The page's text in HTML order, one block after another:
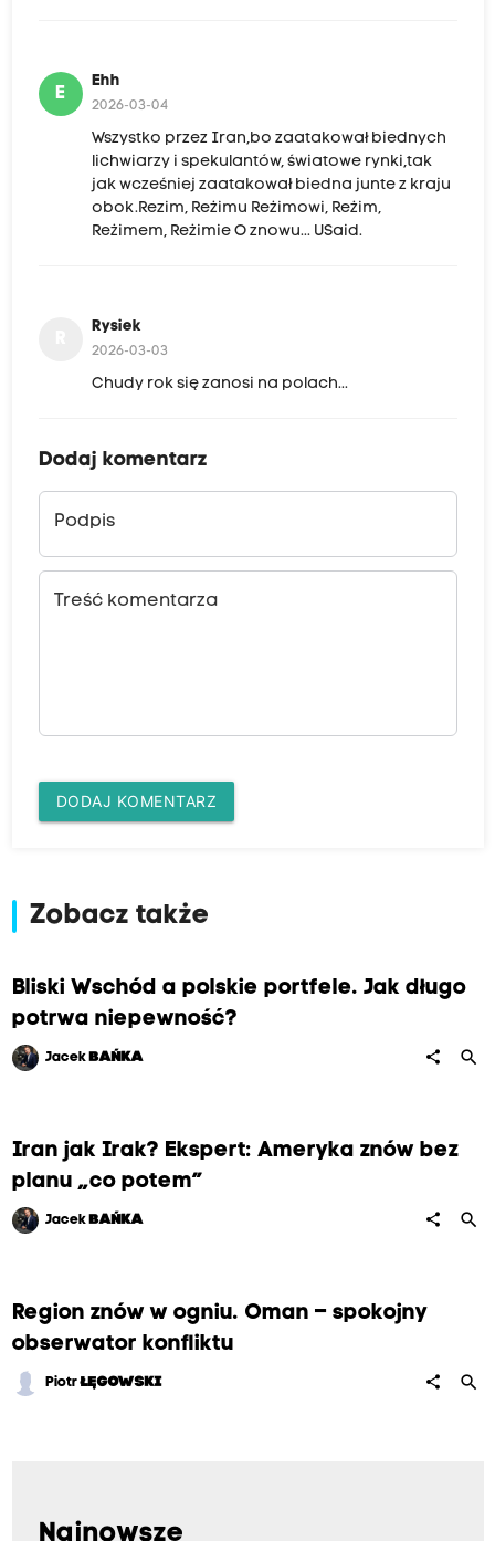
E
Ehh
2026-03-04
Wszystko przez Iran,bo zaatakował biednych
lichwiarzy i spekulantów, światowe rynki,tak
jak wcześniej zaatakował biedna junte z kraju
obok.Rezim, Reżimu Reżimowi, Reżim,
Reżimem, Reżimie O znowu... USaid.
Rysiek
2026-03-03
Chudy rok się zanosi na polach...
Dodaj komentarz
Podpis
Treść komentarza
DODAJ KOMENTARZ
Zobacz także
Bliski Wschód a polskie portfele. Jak długo
potrwa niepewność?
Jacek BAŃKA share search
Iran jak Irak? Ekspert: Ameryka znów bez
planu „co potem”
Jacek BAŃKA share search
Region znów w ogniu. Oman – spokojny
obserwator konfliktu
PiotrŁĘGOWSKI share search
Najnowsze